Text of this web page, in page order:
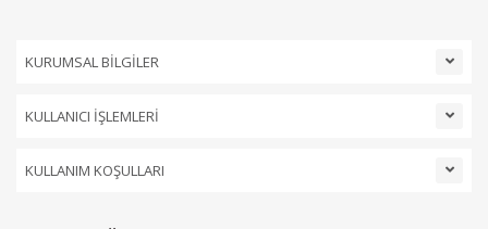
KURUMSAL BİLGİLER
KULLANICI İŞLEMLERİ
KULLANIM KOŞULLARI